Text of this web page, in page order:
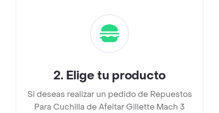
2. Elige tu producto
Si deseas realizar un pedido de Repuestos
Para Cuchilla de Afeitar Gillette Mach 3